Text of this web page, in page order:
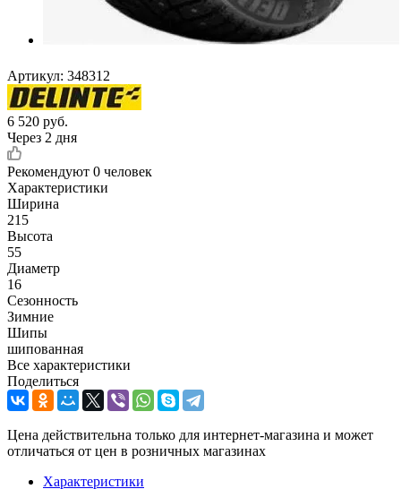
Артикул: 348312
6 520 руб.
Через 2 дня
Рекомендуют 0 человек
Характеристики
Ширина
215
Высота
55
Диаметр
16
Сезонность
Зимние
Шипы
шипованная
Все характеристики
Поделиться
Цена действительна только для интернет-магазина и может
отличаться от цен в розничных магазинах
Характеристики